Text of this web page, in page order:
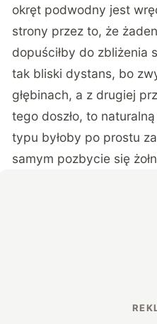
okręt podwodny jest
strony przez to, że
dopuściłby do zbliżenia
tak bliski dystans, bo
głębinach, a z drugiej
tego doszło, to
typu byłoby po prostu
samym pozbycie się